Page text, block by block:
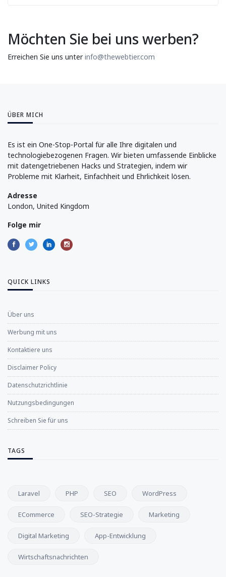
Möchten Sie bei uns werben?
Erreichen Sie uns unterinfo@thewebtier.com
ÜBER MICH
Es ist ein One-Stop-Portal für alle Ihre digitalen und
technologiebezogenen Fragen. Wir bieten umfassende Einblicke
mit datengetriebenen Hacks und Strategien, indem wir
Probleme mit Klarheit, Einfachheit und Ehrlichkeit lösen.
Adresse
London, United Kingdom
Folge mir
QUICK LINKS
Über uns
Werbung mit uns
Kontaktiere uns
Disclaimer Policy
Datenschutzrichtlinie
Nutzungsbedingungen
Schreiben Sie für uns
TAGS
Laravel PHP SEO WordPress
ECommerce SEO-Strategie Marketing
Digital Marketing App-Entwicklung
Wirtschaftsnachrichten